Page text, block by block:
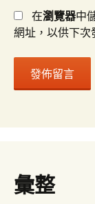
在瀏覽器中
網址，以供下次
彙整